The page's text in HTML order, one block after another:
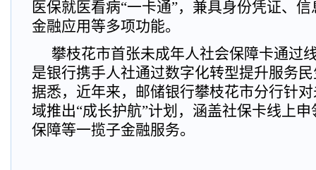
医保就医看病“一卡通”，兼具身份凭证、
金融应用等多项功能。
攀枝花市首张未成年人社会保障卡通过
是银行携手人社通过数字化转型提升服务
据悉，近年来，邮储银行攀枝花市分行针
域推出“成长护航”计划，涵盖社保卡线上
保障等一揽子金融服务。